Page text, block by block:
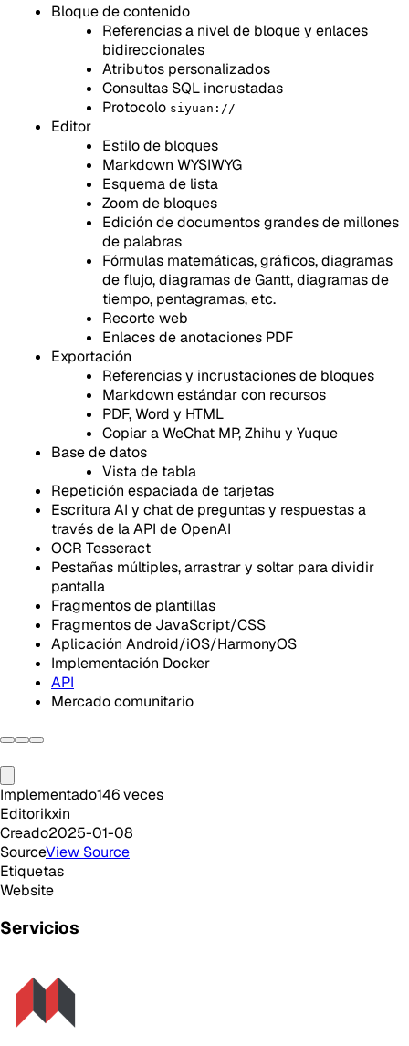
Bloque de contenido
Referencias a nivel de bloque y enlaces
bidireccionales
Atributos personalizados
Consultas SQL incrustadas
Protocolo siyuan://
Editor
Estilo de bloques
Markdown WYSIWYG
Esquema de lista
Zoom de bloques
Edición de documentos grandes de millones
de palabras
Fórmulas matemáticas, gráficos, diagramas
de flujo, diagramas de Gantt, diagramas de
tiempo, pentagramas, etc.
Recorte web
Enlaces de anotaciones PDF
Exportación
Referencias y incrustaciones de bloques
Markdown estándar con recursos
PDF, Word y HTML
Copiar a WeChat MP, Zhihu y Yuque
Base de datos
Vista de tabla
Repetición espaciada de tarjetas
Escritura AI y chat de preguntas y respuestas a
través de la API de OpenAI
OCR Tesseract
Pestañas múltiples, arrastrar y soltar para dividir
pantalla
Fragmentos de plantillas
Fragmentos de JavaScript/CSS
Aplicación Android/iOS/HarmonyOS
Implementación Docker
API
Mercado comunitario
Implementado146veces
Editorikxin
Creado2025-01-08
SourceView Source
Etiquetas
Website
Servicios